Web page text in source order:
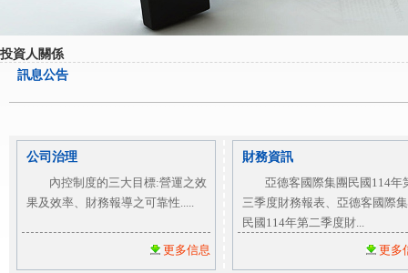
投資人關係
訊息公告
公司治理
內控制度的三大目標:營運之效
果及效率、財務報導之可靠性.....
更多信息
財務資訊
亞德客國際集團民國114年
三季度財務報表、亞德客國際
民國114年第二季度財...
更多